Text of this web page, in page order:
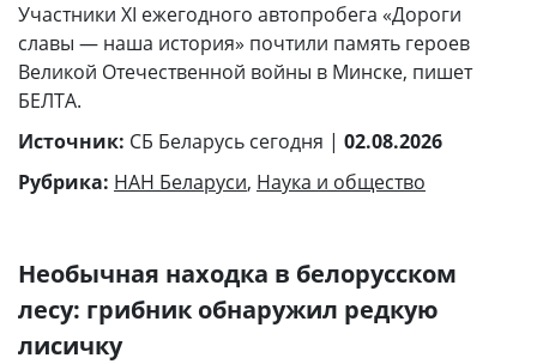
Участники XI ежегодного автопробега «Дороги
славы — наша история» почтили память героев
Великой Отечественной войны в Минске, пишет
БЕЛТА.
Источник: СБ Беларусь сегодня | 02.08.2026
Рубрика: НАН Беларуси, Наука и общество
Необычная находка в белорусском
лесу: грибник обнаружил редкую
лисичку